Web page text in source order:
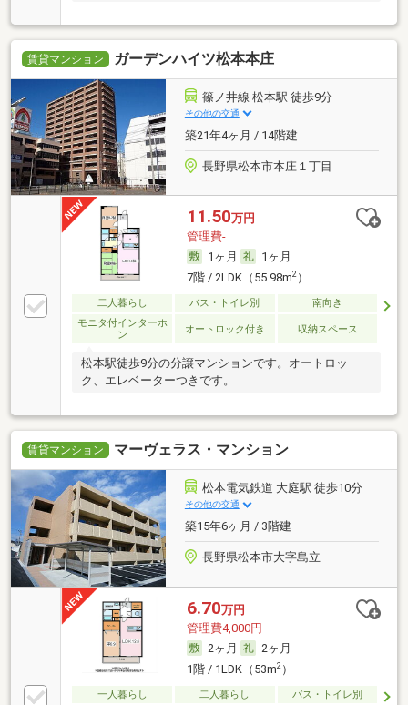
賃貸マンション ガーデンハイツ松本本庄
篠ノ井線 松本駅 徒歩9分
その他の交通
築21年4ヶ月 / 14階建
長野県松本市本庄１丁目
11.50万円
管理費-
1ヶ月
1ヶ月
7階 / 2LDK（55.98m2）
二人暮らし バス・トイレ別
南向き
モニタ付インターホ
ン
オートロック付き 収納スペース
松本駅徒歩9分の分譲マンションです。オートロッ
ク、エレベーターつきです。
賃貸マンション マーヴェラス・マンション
松本電気鉄道 大庭駅 徒歩10分
その他の交通
築15年6ヶ月 / 3階建
長野県松本市大字島立
6.70万円
管理費4,000円
2ヶ月
2ヶ月
1階 / 1LDK（53m2）
一人暮らし 二人暮らし バス・トイレ別